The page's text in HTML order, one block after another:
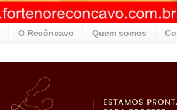
O Recôncavo Quem somos